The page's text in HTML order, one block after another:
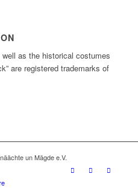
well as the historical costumes
are registered trademarks of
un Mägde e.V.